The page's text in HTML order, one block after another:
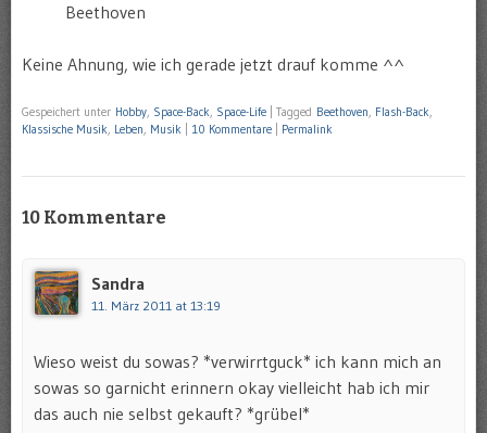
Beethoven
Keine Ahnung, wie ich gerade jetzt drauf komme ^^
Gespeichert unter Hobby, Space-Back, Space-Life Tagged Beethoven, Flash-Back,
Klassische Musik, Leben, Musik 10 Kommentare Permalink
10 Kommentare
Sandra
11. März 2011 at 13:19
Wieso weist du sowas? *verwirrtguck* ich kann mich an
sowas so garnicht erinnern okay vielleicht hab ich mir
das auch nie selbst gekauft? *grübel*